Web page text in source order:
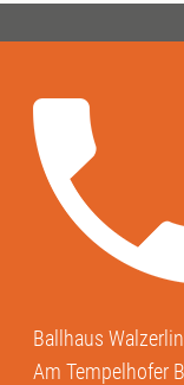
Ballhaus
Am Tempelhofer